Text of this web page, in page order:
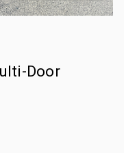
Door